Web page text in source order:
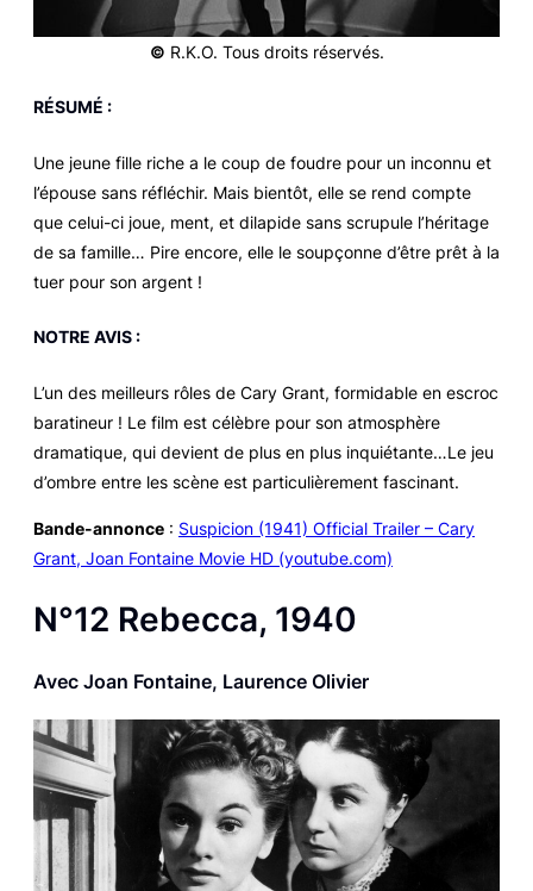
© R.K.O. Tous droits réservés.
RÉSUMÉ :
Une jeune fille riche a le coup de foudre pour un inconnu et
l’épouse sans réfléchir. Mais bientôt, elle se rend compte
que celui-ci joue, ment, et dilapide sans scrupule l’héritage
de sa famille… Pire encore, elle le soupçonne d’être prêt à la
tuer pour son argent !
NOTRE AVIS :
L’un des meilleurs rôles de Cary Grant, formidable en escroc
baratineur ! Le film est célèbre pour son atmosphère
dramatique, qui devient de plus en plus inquiétante…Le jeu
d’ombre entre les scène est particulièrement fascinant.
Bande-annonce : Suspicion (1941) Official Trailer – Cary
Grant, Joan Fontaine Movie HD (youtube.com)
N°12 Rebecca, 1940
Avec Joan Fontaine, Laurence Olivier